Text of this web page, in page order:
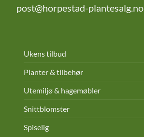
post@horpestad-plantesalg.no
Ukens tilbud
Planter & tilbehør
Utemiljø & hagemøbler
Snittblomster
Spiselig